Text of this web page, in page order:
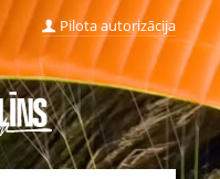
Pilota autorizācija